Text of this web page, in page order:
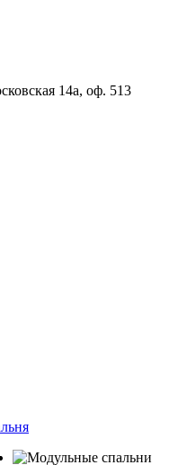
14а, оф. 513